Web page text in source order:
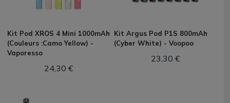
Kit Pod XROS 4 Mini 1000mAh
(Couleurs :Camo Yellow) -
Vaporesso
24,30 €
Kit Argus Pod P1S 800mAh
(Cyber White) - Voopoo
23,30 €